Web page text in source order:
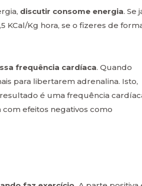
discutir consome energia. Se
KCal/Kg hora, se o fizeres de
frequência cardíaca. Quando
para libertarem adrenalina. Isto,
é uma frequência
efeitos negativos como